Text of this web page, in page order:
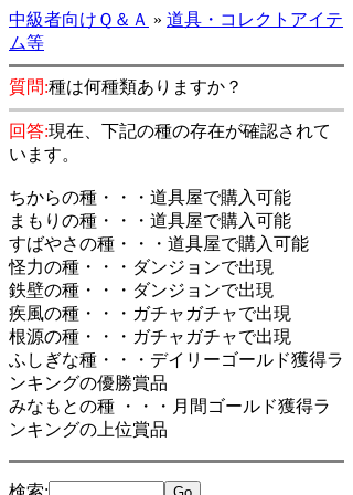
中級者向けＱ＆Ａ » 道具・コレクトアイテ
ム等
質問:種は何種類ありますか？
回答:現在、下記の種の存在が確認されて
います。
ちからの種・・・道具屋で購入可能
まもりの種・・・道具屋で購入可能
すばやさの種・・・道具屋で購入可能
怪力の種・・・ダンジョンで出現
鉄壁の種・・・ダンジョンで出現
疾風の種・・・ガチャガチャで出現
根源の種・・・ガチャガチャで出現
ふしぎな種・・・デイリーゴールド獲得ラ
ンキングの優勝賞品
みなもとの種 ・・・月間ゴールド獲得ラ
ンキングの上位賞品
検索: